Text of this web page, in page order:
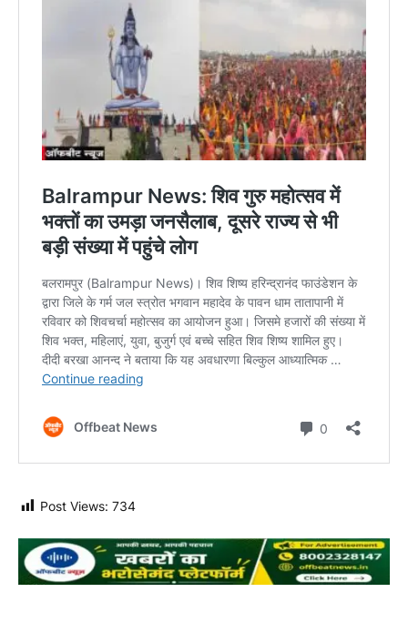
Post Views: 734